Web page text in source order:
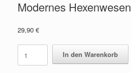
Modernes Hexenwesen
29,90 €
Modernes
Hexenwesen
quantity
In den Warenkorb